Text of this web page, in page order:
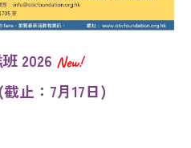
2026 New!
止：7月17日)